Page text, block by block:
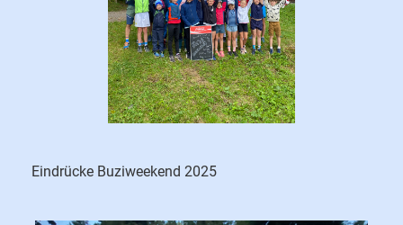
Eindrücke Buziweekend 2025